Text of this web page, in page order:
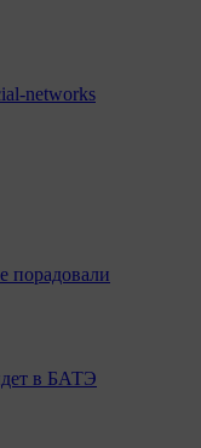
порадовали
в БАТЭ